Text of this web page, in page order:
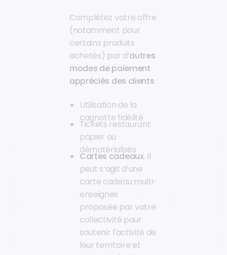
Complétez votre offre
(notamment pour
certains produits
achetés) par d’autres
modes de paiement
appréciés des clients :
Utilisation de la
cagnotte fidélité
Tickets restaurant
papier ou
dématérialisés
Cartes cadeaux. Il
peut s’agit d’une
carte cadeau multi-
enseignes
proposée par votre
collectivité pour
soutenir l'activité de
leur territoire et